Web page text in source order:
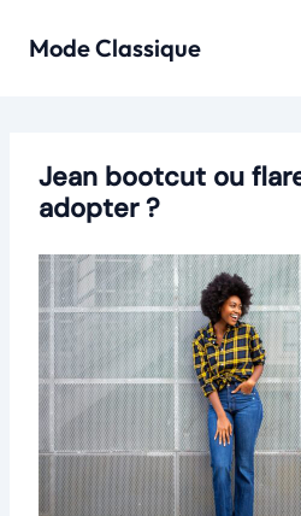
Mode Classique
Jean bootcut ou
adopter ?